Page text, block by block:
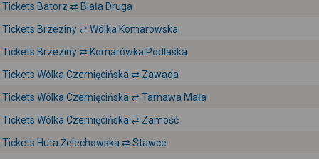
Tickets Batorz ⇄ Biała Druga
Tickets Brzeziny ⇄ Wólka Komarowska
Tickets Brzeziny ⇄ Komarówka Podlaska
Tickets Wólka Czernięcińska ⇄ Zawada
Tickets Wólka Czernięcińska ⇄ Tarnawa Mała
Tickets Wólka Czernięcińska ⇄ Zamość
Tickets Huta Żelechowska ⇄ Stawce